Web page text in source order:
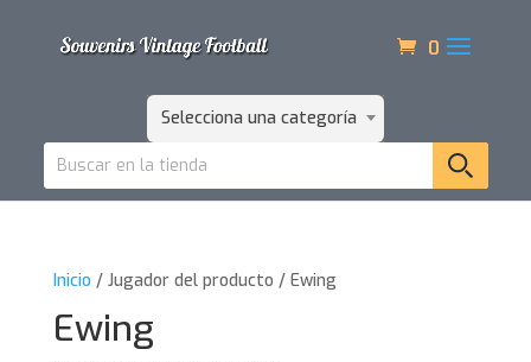
0
Selecciona una categoría
Inicio / Jugador del producto / Ewing
Ewing